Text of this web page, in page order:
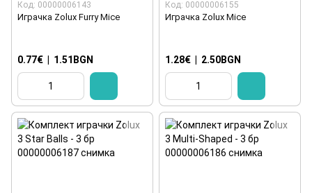
Код: 00000006143
Играчка Zolux Furry Mice
0.77€ 1.51BGN
Код: 00000006155
Играчка Zolux Mice
1.28€ 2.50BGN